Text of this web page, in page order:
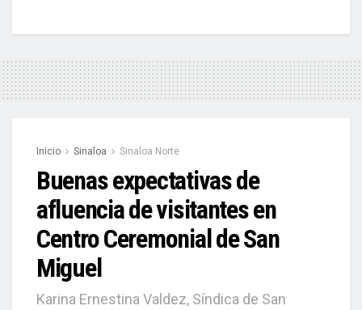
Inicio Sinaloa Sinaloa Norte
Buenas expectativas de
afluencia de visitantes en
Centro Ceremonial de San
Miguel
Karina Ernestina Valdez, Síndica de San